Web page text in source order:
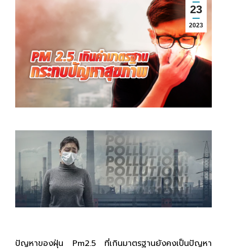
23
2023
ปัญหาของฝุ่น Pm2.5 ที่เกินมาตรฐานยังคงเป็นปัญหา